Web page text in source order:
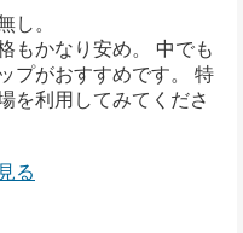
し。
もかなり安め。 中でも
プがおすすめです。 特
を利用してみてくださ
る